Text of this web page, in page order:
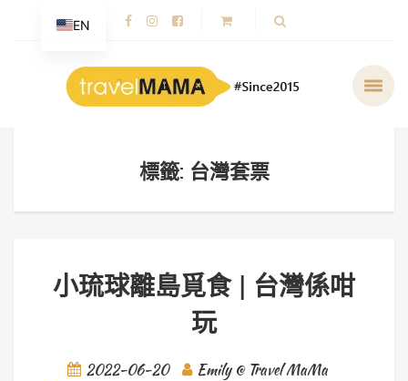
標籤: 台灣套票
小琉球離島覓食 | 台灣係咁
玩
2022-06-20
Emily @ Travel MaMa
EN